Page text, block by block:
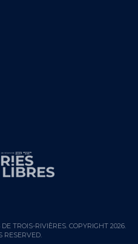
TROIS-RIVIÈRES. COPYRIGHT 2026.
RESERVED.